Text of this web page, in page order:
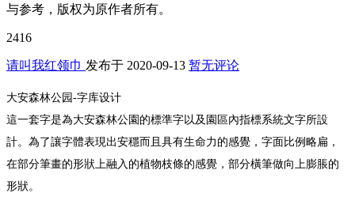
与参考，版权为原作者所有。
2416
请叫我红领巾 发布于 2020-09-13 暂无评论
大安森林公园-字库设计
這一套字是為大安森林公園的標準字以及園區內指標系統文字所設
計。為了讓字體表現出安穩而且具有生命力的感覺，字面比例略扁，
在部分筆畫的形狀上融入的植物枝條的感覺，部分橫筆做向上膨脹的
形狀。